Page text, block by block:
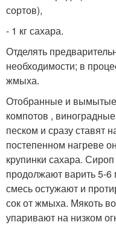
сортов),
- 1 кг сахара.
Отделять
необходимости; в
жмыха.
Отобранные и вымытые,
компотов ,
песком и сразу ставят
постепенном нагреве
крупинки сахара.
продолжают варить 5-6
смесь остужают и
сок от жмыха. Мякоть
упаривают на низком